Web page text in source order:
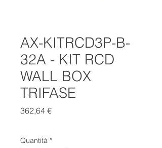
AX-KITRCD3P-B-
32A - KIT RCD
WALL BOX
TRIFASE
362,64 €Prezzo
Quantità *